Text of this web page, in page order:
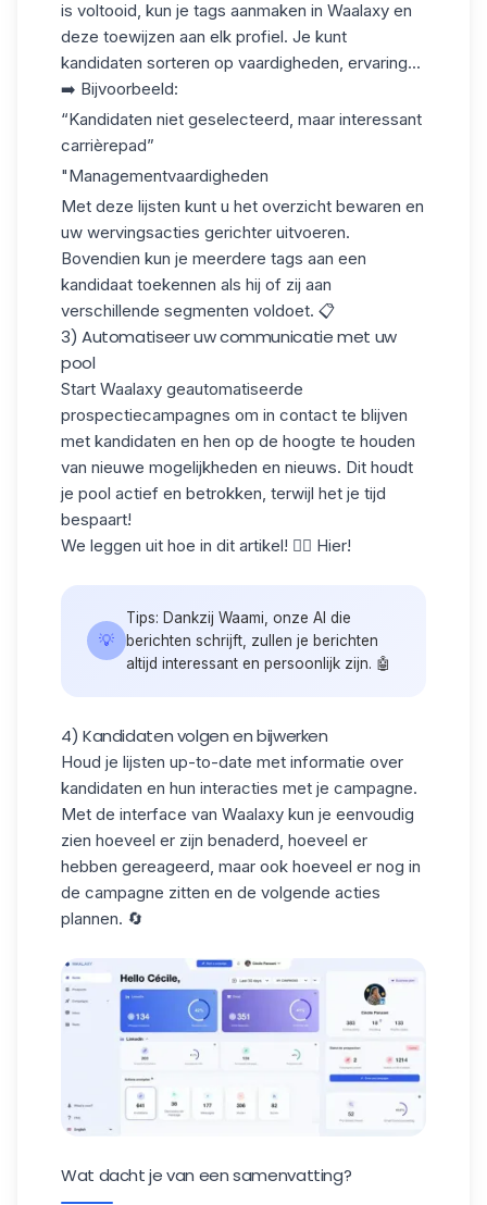
is voltooid, kun je tags aanmaken in Waalaxy en
deze toewijzen aan elk profiel. Je kunt
kandidaten sorteren op vaardigheden, ervaring...
➡️ Bijvoorbeeld:
“Kandidaten niet geselecteerd, maar interessant
carrièrepad”
"Managementvaardigheden
Met deze lijsten kunt u het overzicht bewaren en
uw wervingsacties gerichter uitvoeren.
Bovendien kun je meerdere tags aan een
kandidaat toekennen als hij of zij aan
verschillende segmenten voldoet. 📋
3) Automatiseer uw communicatie met uw
pool
Start Waalaxy geautomatiseerde
prospectiecampagnes om in contact te blijven
met kandidaten en hen op de hoogte te houden
van nieuwe mogelijkheden en nieuws. Dit houdt
je pool actief en betrokken, terwijl het je tijd
bespaart!
We leggen uit hoe in dit artikel! 👉🏻 Hier!
💡
Tips: Dankzij Waami, onze AI die
berichten schrijft, zullen je berichten
altijd interessant en persoonlijk zijn. 🤖
4) Kandidaten volgen en bijwerken
Houd je lijsten up-to-date met informatie over
kandidaten en hun interacties met je campagne.
Met de interface van Waalaxy kun je eenvoudig
zien hoeveel er zijn benaderd, hoeveel er
hebben gereageerd, maar ook hoeveel er nog in
de campagne zitten en de volgende acties
plannen. 🔄
Wat dacht je van een samenvatting?